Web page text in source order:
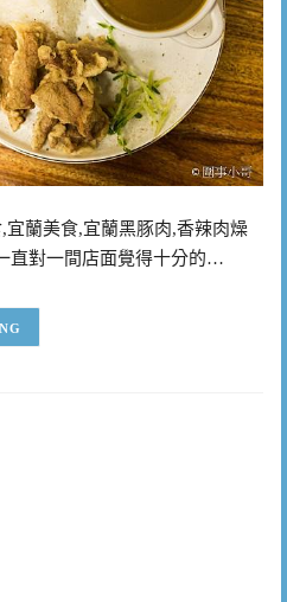
蘭美食,宜蘭黑豚肉,香辣肉燥
直對一間店面覺得十分的…